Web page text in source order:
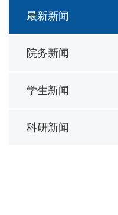
最新新闻
院务新闻
学生新闻
科研新闻